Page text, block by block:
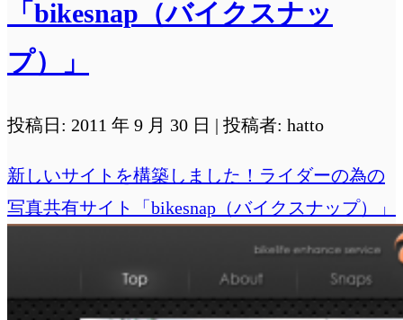
「bikesnap（バイクスナッ
プ）」
投稿日: 2011 年 9 月 30 日 | 投稿者: hatto
新しいサイトを構築しました！ライダーの為の
写真共有サイト「bikesnap（バイクスナップ）」